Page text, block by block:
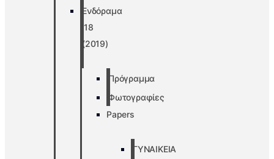
Ενδόραμα
’18
(2019)
Πρόγραμμα
Φωτογραφίες
Papers
ΓΥΝΑΙΚΕΙΑ